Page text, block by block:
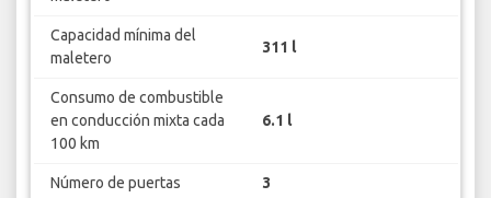
Capacidad mínima del
maletero
311 l
Consumo de combustible
en conducción mixta cada
100 km
6.1 l
Número de puertas 3